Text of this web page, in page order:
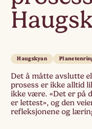
Haugskyan
Det å måtte avslutte
prosess er ikke alltid
ikke være. «Det er på
er lettest», og den
refleksjonene og